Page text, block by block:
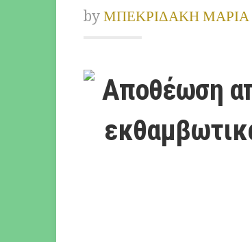
by ΜΠΕΚΡΙΔΑΚΗ ΜΑΡΙΑ